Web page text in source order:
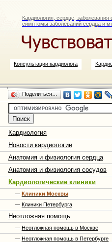
Кардиология, сердце, заболевания
симптомы заболеваний сердца и
Консультации кардиолога
Поделиться…
Кардиология
Новости кардиологии
Анатомия и физиология сердца
Анатомия и физиология сосудов
Кардиологические клиники
— Клиники Москвы
— Клиники Петербурга
Неотложная помощь
— Неотложная помощь в Москве
— Неотложная помощь в Петербурге